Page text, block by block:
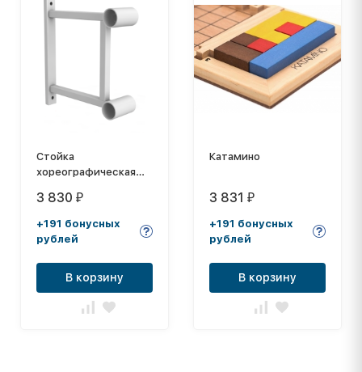
Стойка
хореографическая
двухрядная
3 830 ₽
+191 бонусных
рублей
В корзину
Катамино
3 831 ₽
+191 бонусных
рублей
В корзину